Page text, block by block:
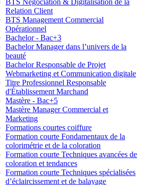
BTS Négociation & Digitalisation de la
Relation Client
BTS Management Commercial
Opérationnel
Bachelor - Bac+3
Bachelor Manager dans l’univers de la
beauté
Bachelor Responsable de Projet
Webmarketing et Communication digitale
Titre Professionnel Responsable
d'Établissement Marchand
Mastère - Bac+5
Mastère Manager Commercial et
Marketing
Formations courtes coiffure
Formation courte Fondamentaux de la
colorimétrie et de la coloration
Formation courte Techniques avancées de
coloration et tendances
Formation courte Techniques spécialisées
d’éclaircissement et de balayage